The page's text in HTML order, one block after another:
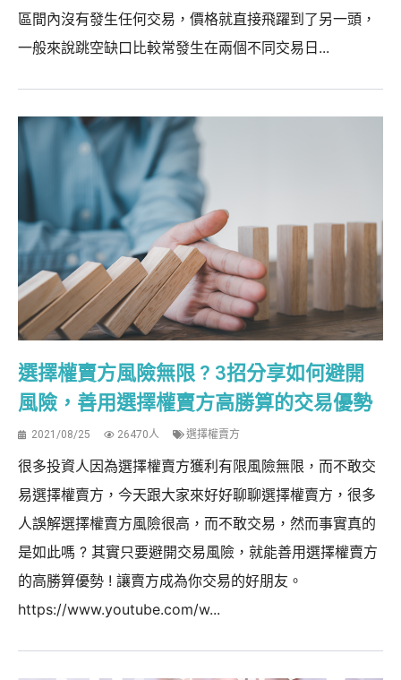
區間內沒有發生任何交易，價格就直接飛躍到了另一頭，
一般來說跳空缺口比較常發生在兩個不同交易日...
選擇權賣方風險無限 ? 3招分享如何避開
風險，善用選擇權賣方高勝算的交易優勢
2021/08/25 26470人 選擇權賣方
很多投資人因為選擇權賣方獲利有限風險無限，而不敢交
易選擇權賣方，今天跟大家來好好聊聊選擇權賣方，很多
人誤解選擇權賣方風險很高，而不敢交易，然而事實真的
是如此嗎 ? 其實只要避開交易風險，就能善用選擇權賣方
的高勝算優勢 ! 讓賣方成為你交易的好朋友。
https://www.youtube.com/w...